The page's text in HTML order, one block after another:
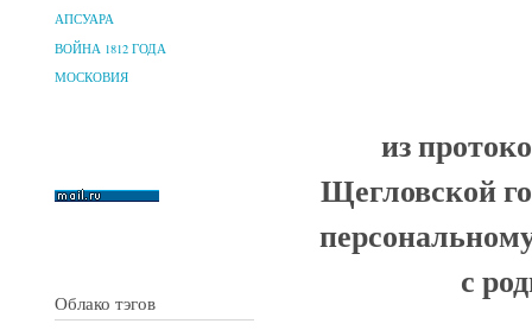
АПСУАРА
ВОЙНА 1812 ГОДА
МОСКОВИЯ
Облако тэгов
из
Щегловской
с